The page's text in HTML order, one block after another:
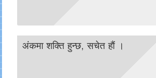
अंकमा शक्ति हुन्छ, सचेत हाैं ।